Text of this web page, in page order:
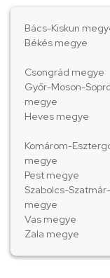
Bács-Kiskun
Békés megye
Csongrád megye
Győr-Moson-
megye
Heves megye
Komárom-
megye
Pest megye
Szabolcs-
megye
Vas megye
Zala megye